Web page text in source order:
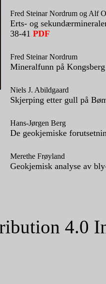
Fred Steinar Nordrum og Alf
Erts- og
38-41 PDF
Fred Steinar Nordrum
Mineralfunn på
Niels J. Abildgaard
Skjerping etter gull på
Hans-Jørgen Berg
De geokjemiske
Merethe Frøyland
Geokjemisk analyse av
4.0